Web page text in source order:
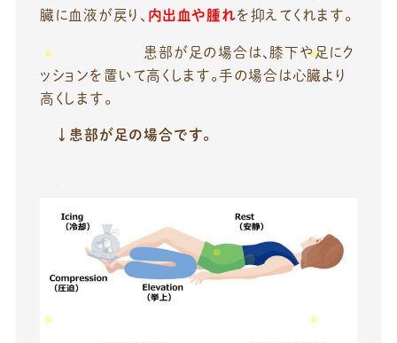
臓に血液が戻り、 内出血や腫れを抑えてくれます。
患部が足の場合は、膝下や足にク
ッションを置いて高くします。手の場合は心臓より
高くします。
↓患部が足の場合です。